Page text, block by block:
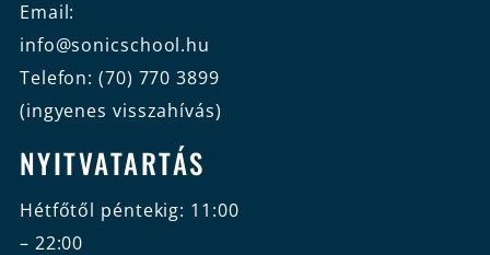
Email:
info@sonicschool.hu
Telefon: (70) 770 3899
(ingyenes visszahívás)
NYITVATARTÁS
Hétfőtől péntekig: 11:00
– 22:00